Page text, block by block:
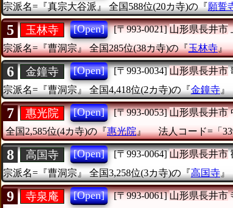
宗派名=『真宗大谷派』
全国588位(20カ寺)の『願誓
5 玉林寺 [Open] [〒993-0021] 山形県長井市
宗派名=『曹洞宗』 全国285位(38カ寺)の『玉林寺
6 金鐘寺 [Open] [〒993-0034] 山形県長井市
宗派名=『曹洞宗』
全国4,418位(2カ寺)の『金鐘寺
7 惠光院 [Open] [〒993-0053] 山形県長井市
全国2,585位(4カ寺)の『惠光院』 法人コード=「
8 高国寺 [Open] [〒993-0064] 山形県長井市
宗派名=『曹洞宗』
全国3,258位(3カ寺)の『高国寺
9 寺泉庵 [Open] [〒993-0061] 山形県長井市